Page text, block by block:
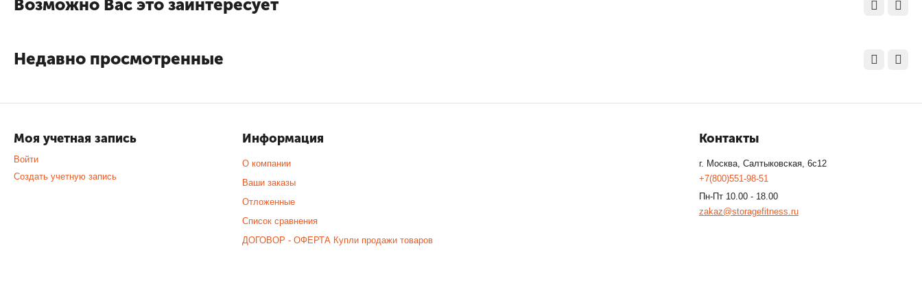
Возможно Вас это заинтересует
Недавно просмотренные
Моя учетная запись
Войти
Создать учетную запись
Информация
О компании
Ваши заказы
Отложенные
Список сравнения
ДОГОВОР - ОФЕРТА Купли продажи товаров
Контакты
г. Москва, Салтыковская, 6с12
+7(800)551-98-51
Пн-Пт 10.00 - 18.00
zakaz@storagefitness.ru